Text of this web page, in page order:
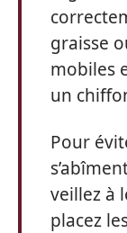
graisse
mobiles
un
Pour
veillez à
placez